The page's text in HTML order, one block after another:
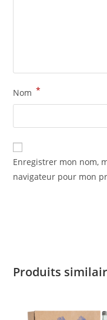
Nom *
Enregistrer mon nom,
navigateur pour mon
Produits